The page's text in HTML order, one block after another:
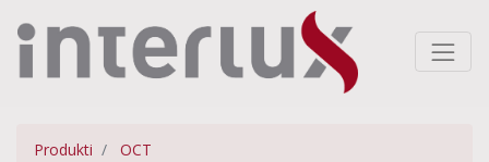
Produkti
OCT